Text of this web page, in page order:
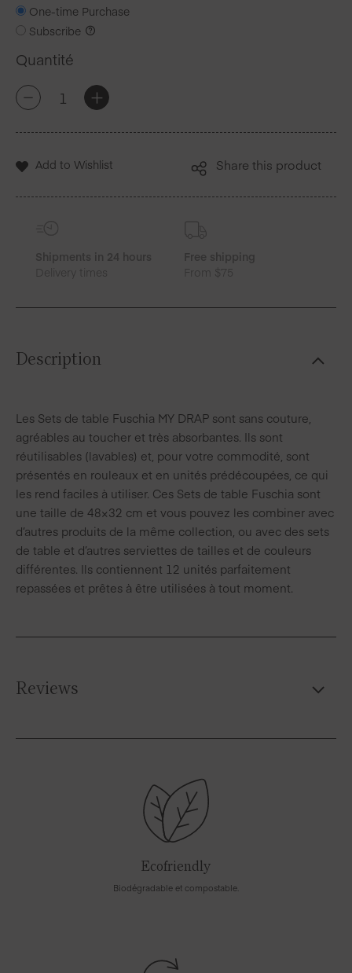
One-time Purchase
Subscribe
Quantité
-
quantité
de
12
+
Add to Wishlist Share this product
Shipments in 24 hours
Delivery times
Free shipping
From $75
Description
Les Sets de table Fuschia MY DRAP sont sans couture,
agréables au toucher et très absorbantes. Ils sont
réutilisables (lavables) et, pour votre commodité, sont
présentés en rouleaux et en unités prédécoupées, ce qui
les rend faciles à utiliser. Ces Sets de table Fuschia sont
une taille de 48×32 cm et vous pouvez les combiner avec
d’autres produits de la même collection, ou avec des sets
de table et d’autres serviettes de tailles et de couleurs
différentes. Ils contiennent 12 unités parfaitement
repassées et prêtes à être utilisées à tout moment.
Reviews
Ecofriendly
Biodégradable et compostable.